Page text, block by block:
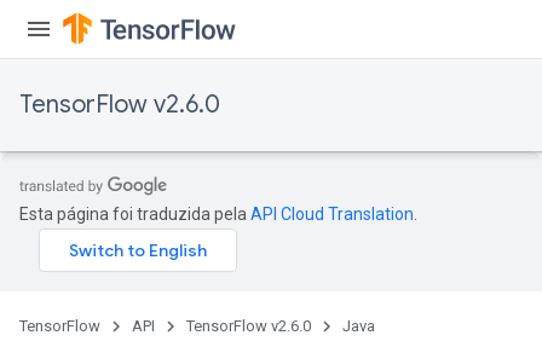
TensorFlow v2.6.0
Esta página foi traduzida pela API Cloud Translation
TensorFlow API TensorFlow v2.6.0 Java